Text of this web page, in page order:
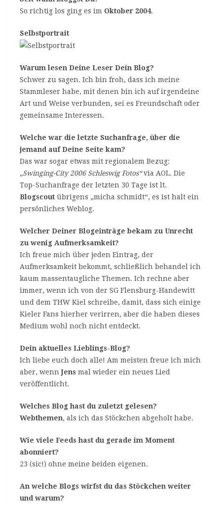
So richtig los ging es im Oktober 2004.
Selbstportrait
Warum lesen Deine Leser Dein Blog?
Schwer zu sagen. Ich bin froh, dass ich meine
Stammleser habe, mit denen bin ich auf irgendeine
Art und Weise verbunden, sei es Freundschaft oder
gemeinsame Interessen.
Welche war die letzte Suchanfrage, über die
jemand auf Deine Seite kam?
Das war sogar etwas mit regionalem Bezug:
„Swinging-City 2006 Schleswig Fotos“via AOL. Die
Top-Suchanfrage der letzten 30 Tage ist lt.
Blogscout übrigens „micha schmidt“, es ist halt ein
persönliches Weblog.
Welcher Deiner Blogeinträge bekam zu Unrecht
zu wenig Aufmerksamkeit?
Ich freue mich über jeden Eintrag, der
Aufmerksamkeit bekommt, schließlich behandel ich
kaum massentaugliche Themen. Ich rechne aber
immer, wenn ich von der SG Flensburg-Handewitt
und dem THW Kiel schreibe, damit, dass sich einige
Kieler Fans hierher verirren, aber die haben dieses
Medium wohl noch nicht entdeckt.
Dein aktuelles Lieblings-Blog?
Ich liebe euch doch alle! Am meisten freue ich mich
aber, wennJens mal wieder ein neues Lied
veröffentlicht.
Welches Blog hast du zuletzt gelesen?
Webthemen, als ich das Stöckchen abgeholt habe.
Wie viele Feeds hast du gerade im Moment
abonniert?
23 (sic!) ohne meine beiden eigenen.
An welche Blogs wirfst du das Stöckchen weiter
und warum?